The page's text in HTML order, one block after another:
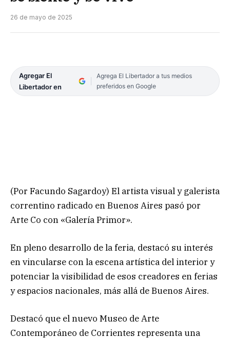
26 de mayo de 2025
Agregar El
Libertador en
Agrega El Libertador a tus medios
preferidos en Google
(Por Facundo Sagardoy) El artista visual y galerista
correntino radicado en Buenos Aires pasó por
Arte Co con «Galería Primor».
En pleno desarrollo de la feria, destacó su interés
en vincularse con la escena artística del interior y
potenciar la visibilidad de esos creadores en ferias
y espacios nacionales, más allá de Buenos Aires.
Destacó que el nuevo Museo de Arte
Contemporáneo de Corrientes representa una